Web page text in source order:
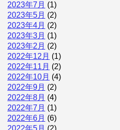
2023年7月 (1)
2023年5月 (2)
2023年4月 (2)
2023年3月 (1)
2023年2月 (2)
2022年12月 (1)
2022年11月 (2)
2022年10月 (4)
2022年9月 (2)
2022年8月 (4)
2022年7月 (1)
2022年6月 (6)
2022年5月 (2)